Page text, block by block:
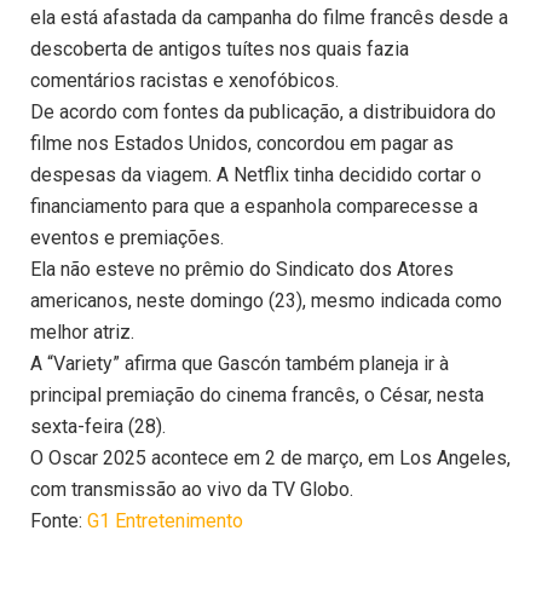
ela está afastada da campanha do filme francês desde a
descoberta de antigos tuítes nos quais fazia
comentários racistas e xenofóbicos.
De acordo com fontes da publicação, a distribuidora do
filme nos Estados Unidos, concordou em pagar as
despesas da viagem. A Netflix tinha decidido cortar o
financiamento para que a espanhola comparecesse a
eventos e premiações.
Ela não esteve no prêmio do Sindicato dos Atores
americanos, neste domingo (23), mesmo indicada como
melhor atriz.
A “Variety” afirma que Gascón também planeja ir à
principal premiação do cinema francês, o César, nesta
sexta-feira (28).
O Oscar 2025 acontece em 2 de março, em Los Angeles,
com transmissão ao vivo da TV Globo.
Fonte: G1 Entretenimento